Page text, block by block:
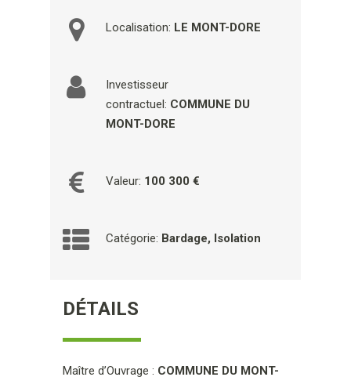
Localisation: LE MONT-DORE
Investisseur
contractuel: COMMUNE DU
MONT-DORE
Valeur: 100 300 €
Catégorie: Bardage, Isolation
DÉTAILS
Maître d’Ouvrage : COMMUNE DU MONT-